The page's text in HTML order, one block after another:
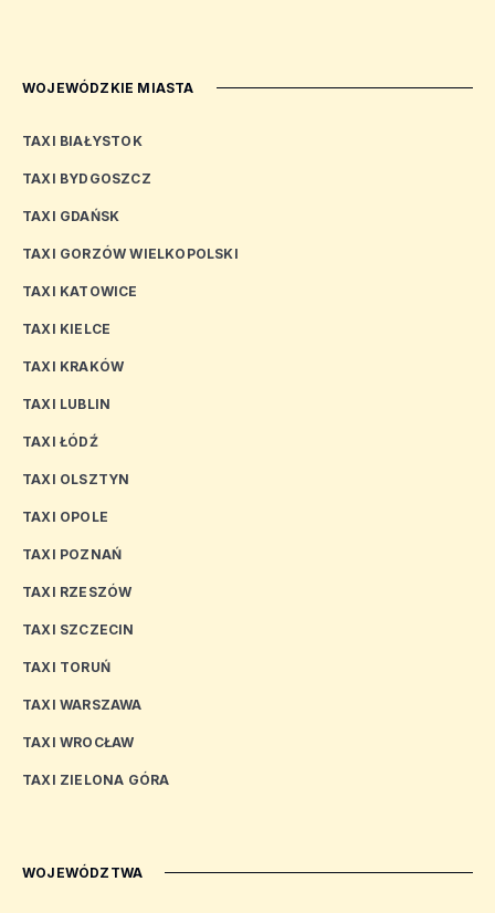
WOJEWÓDZKIE MIASTA
TAXI BIAŁYSTOK
TAXI BYDGOSZCZ
TAXI GDAŃSK
TAXI GORZÓW WIELKOPOLSKI
TAXI KATOWICE
TAXI KIELCE
TAXI KRAKÓW
TAXI LUBLIN
TAXI ŁÓDŹ
TAXI OLSZTYN
TAXI OPOLE
TAXI POZNAŃ
TAXI RZESZÓW
TAXI SZCZECIN
TAXI TORUŃ
TAXI WARSZAWA
TAXI WROCŁAW
TAXI ZIELONA GÓRA
WOJEWÓDZTWA